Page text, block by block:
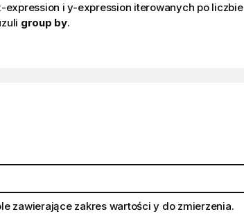
expression iy-expression iterowanych po liczbie
group by.
zawierające zakres wartościy do zmierzenia.